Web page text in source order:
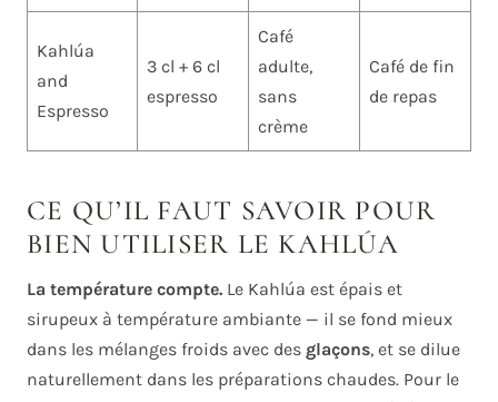
Kahlúa
and
Espresso
3 cl + 6 cl
espresso
Café
adulte,
sans
crème
Café de fin
de repas
CE QU’IL FAUT SAVOIR POUR
BIEN UTILISER LE KAHLÚA
La température compte. Le Kahlúa est épais et
sirupeux à température ambiante — il se fond mieux
dans les mélanges froids avec des glaçons, et se dilue
naturellement dans les préparations chaudes. Pour le